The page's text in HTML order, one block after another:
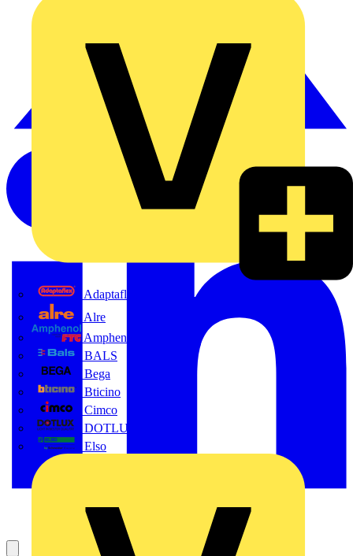
Adaptaflex
Alre
Amphenol FTG
BALS
Bega
Bticino
Cimco
DOTLUX GmbH
Elso